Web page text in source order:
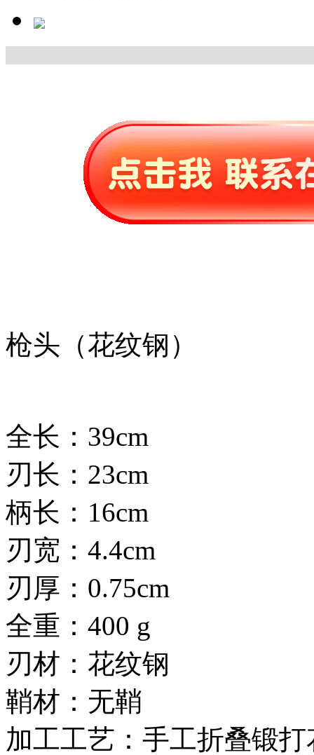
枪头（花纹钢）
全长：39cm
刃长：23cm
柄长：16cm
刃宽：4.4cm
刃厚：0.75cm
全重：400 g
刃材：花纹钢
鞘材：无鞘
加工工艺：手工折叠锻